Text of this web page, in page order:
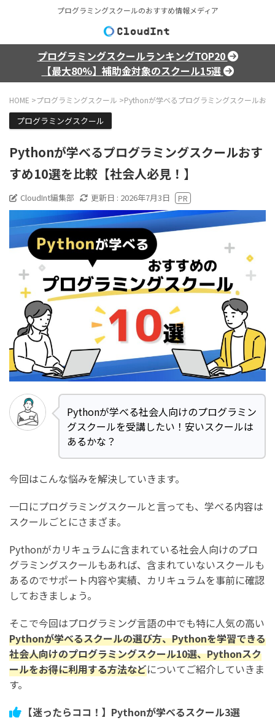
プログラミングスクールのおすすめ情報メディア
プログラミングスクールランキングTOP20
【最大80%】補助金対象のスクール15選
HOME >プログラミングスクール >Pythonが学べるプログラミングスクールお
プログラミングスクール
Pythonが学べるプログラミングスクールおす
すめ10選を比較【社会人必見！】
CloudInt編集部 更新日 : 2026年7月3日
Pythonが学べる社会人向けのプログラミン
グスクールを受講したい！安いスクールは
あるかな？
今回はこんな悩みを解決していきます。
一口にプログラミングスクールと言っても、学べる内容は
スクールごとにさまざま。
Pythonがカリキュラムに含まれている社会人向けのプロ
グラミングスクールもあれば、含まれていないスクールも
あるのでサポート内容や実績、カリキュラムを事前に確認
しておきましょう。
そこで今回はプログラミング言語の中でも特に人気の高い
Pythonが学べるスクールの選び方、Pythonを学習できる
社会人向けのプログラミングスクール10選、Pythonスク
ールをお得に利用する方法などについてご紹介していきま
す。
【迷ったらココ！】Pythonが学べるスクール3選